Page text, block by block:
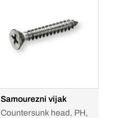
Samourezni vijak
Countersunk head, PH,